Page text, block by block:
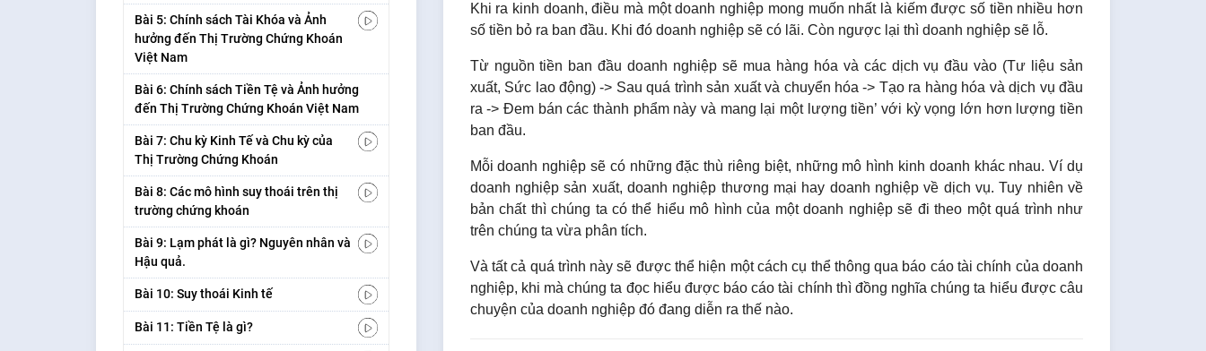
Bài 5: Chính sách Tài Khóa và Ảnh
hưởng đến Thị Trường Chứng Khoán
Việt Nam
Bài 6: Chính sách Tiền Tệ và Ảnh hưởng
đến Thị Trường Chứng Khoán Việt Nam
Bài 7: Chu kỳ Kinh Tế và Chu kỳ của
Thị Trường Chứng Khoán
Bài 8: Các mô hình suy thoái trên thị
trường chứng khoán
Bài 9: Lạm phát là gì? Nguyên nhân và
Hậu quả.
Bài 10: Suy thoái Kinh tế
Bài 11: Tiền Tệ là gì?
Khi ra kinh doanh, điều mà một doanh nghiệp mong muốn nhất là kiếm được số tiền nhiều hơn
số tiền bỏ ra ban đầu. Khi đó doanh nghiệp sẽ có lãi. Còn ngược lại thì doanh nghiệp sẽ lỗ.
Từ nguồn tiền ban đầu doanh nghiệp sẽ mua hàng hóa và các dịch vụ đầu vào (Tư liệu sản
xuất, Sức lao động) -> Sau quá trình sản xuất và chuyển hóa -> Tạo ra hàng hóa và dịch vụ đầu
ra -> Đem bán các thành phẩm này và mang lại một lượng tiền’ với kỳ vọng lớn hơn lượng tiền
ban đầu.
Mỗi doanh nghiệp sẽ có những đặc thù riêng biệt, những mô hình kinh doanh khác nhau. Ví dụ
doanh nghiệp sản xuất, doanh nghiệp thương mại hay doanh nghiệp về dịch vụ. Tuy nhiên về
bản chất thì chúng ta có thể hiểu mô hình của một doanh nghiệp sẽ đi theo một quá trình như
trên chúng ta vừa phân tích.
Và tất cả quá trình này sẽ được thể hiện một cách cụ thể thông qua báo cáo tài chính của doanh
nghiệp, khi mà chúng ta đọc hiểu được báo cáo tài chính thì đồng nghĩa chúng ta hiểu được câu
chuyện của doanh nghiệp đó đang diễn ra thế nào.